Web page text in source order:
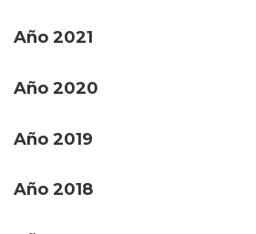
Año 2021
Año 2020
Año 2019
Año 2018